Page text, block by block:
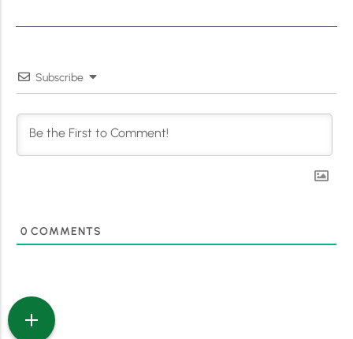
Subscribe
0 COMMENTS